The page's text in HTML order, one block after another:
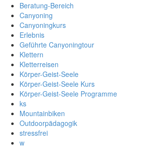
Beratung-Bereich
Canyoning
Canyoningkurs
Erlebnis
Geführte Canyoningtour
Klettern
Kletterreisen
Körper-Geist-Seele
Körper-Geist-Seele Kurs
Körper-Geist-Seele Programme
ks
Mountainbiken
Outdoorpädagogik
stressfrei
w